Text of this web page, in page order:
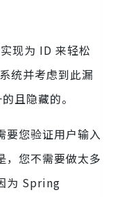
现为 ID 来轻松
统并考虑到此漏
且隐藏的。
要您验证用户输入
，您不需要做太多
为 Spring